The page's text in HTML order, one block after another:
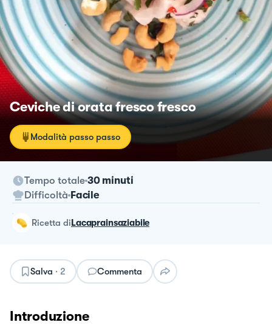
Ceviche di orata fresco fresco
Modalità passo passo
Tempo totale 30 minuti
Difficoltà Facile
ricetta diLacaprainsaziabile
Salva · 2 Commenta
Introduzione